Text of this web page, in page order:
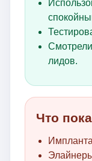
лидов.
Что